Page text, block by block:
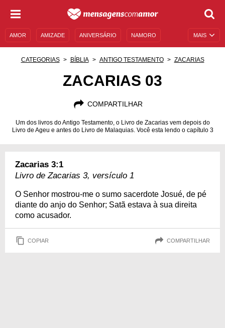
MAIS
AMOR AMIZADE ANIVERSÁRIO NAMORO
CATEGORIAS BÍBLIA ANTIGO TESTAMENTO ZACARIAS
ZACARIAS 03
COMPARTILHAR
Um dos livros do Antigo Testamento, o Livro de Zacarias vem depois do
Livro de Ageu e antes do Livro de Malaquias. Você esta lendo o capítulo 3
Zacarias 3:1
Livro de Zacarias 3, versículo 1
O Senhor mostrou-me o sumo sacerdote Josué, de pé
diante do anjo do Senhor; Satã estava à sua direita
como acusador.
COPIAR COMPARTILHAR